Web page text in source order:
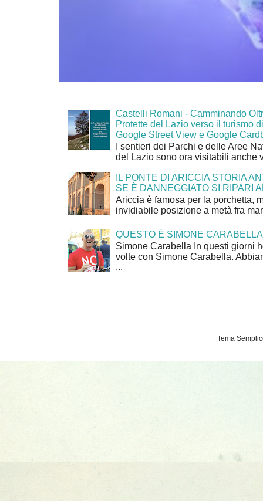
Castelli Romani - Camminando
Protette del Lazio verso il turismo
Google Street View e Google
I sentieri dei Parchi e delle Aree
del Lazio sono ora visitabili anche
IL PONTE DI ARICCIA STORIA
SE È DANNEGGIATO SI RIPARI
Ariccia è famosa per la porchetta,
invidiabile posizione a metà fra
QUESTO È SIMONE CARABELLA
Simone Carabella In questi giorni
volte con Simone Carabella.
...
Tema